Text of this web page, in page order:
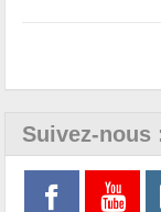
Suivez-nous